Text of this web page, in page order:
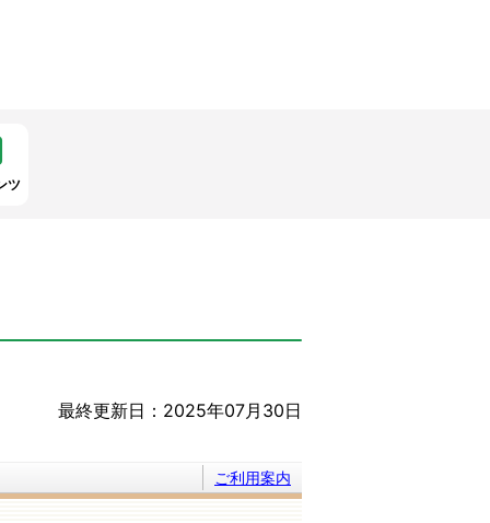
ツ
最終更新日：2025年07月30日
ご利用案内